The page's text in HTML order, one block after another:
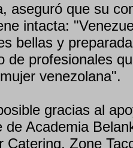
aseguró que su
intacta:
bellas y
de profesionales
venezolana".
gracias al
de Academia
Catering, Zone